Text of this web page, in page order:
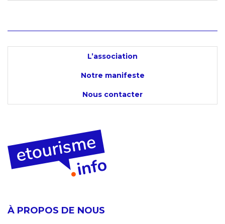
L’association
Notre manifeste
Nous contacter
À PROPOS DE NOUS